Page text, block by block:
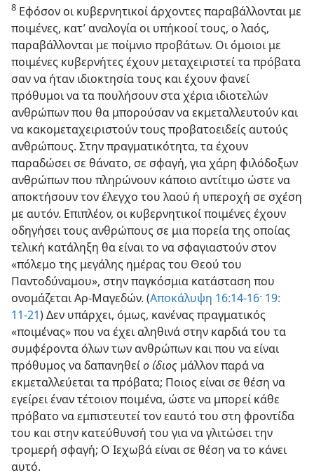
8 Εφόσον οι κυβερνητικοί άρχοντες παραβάλλονται με
ποιμένες, κατ’ αναλογία οι υπήκοοί τους, ο λαός,
παραβάλλονται με ποίμνιο προβάτων. Οι όμοιοι με
ποιμένες κυβερνήτες έχουν μεταχειριστεί τα πρόβατα
σαν να ήταν ιδιοκτησία τους και έχουν φανεί
πρόθυμοι να τα πουλήσουν στα χέρια ιδιοτελών
ανθρώπων που θα μπορούσαν να εκμεταλλευτούν και
να κακομεταχειριστούν τους προβατοειδείς αυτούς
ανθρώπους. Στην πραγματικότητα, τα έχουν
παραδώσει σε θάνατο, σε σφαγή, για χάρη φιλόδοξων
ανθρώπων που πληρώνουν κάποιο αντίτιμο ώστε να
αποκτήσουν τον έλεγχο του λαού ή υπεροχή σε σχέση
με αυτόν. Επιπλέον, οι κυβερνητικοί ποιμένες έχουν
οδηγήσει τους ανθρώπους σε μια πορεία της οποίας
τελική κατάληξη θα είναι το να σφαγιαστούν στον
«πόλεμο της μεγάλης ημέρας του Θεού του
Παντοδύναμου», στην παγκόσμια κατάσταση που
ονομάζεται Αρ⁠-⁠Μαγεδών. (Αποκάλυψη 16:​14⁠-⁠16· 19:​
11⁠-⁠21) Δεν υπάρχει, όμως, κανένας πραγματικός
«ποιμένας» που να έχει αληθινά στην καρδιά του τα
συμφέροντα όλων των ανθρώπων και που να είναι
πρόθυμος να δαπανηθείο ίδιος μάλλον παρά να
εκμεταλλεύεται τα πρόβατα; Ποιος είναι σε θέση να
εγείρει έναν τέτοιον ποιμένα, ώστε να μπορεί κάθε
πρόβατο να εμπιστευτεί τον εαυτό του στη φροντίδα
του και στην κατεύθυνσή του για να γλιτώσει την
τρομερή σφαγή; Ο Ιεχωβά είναι σε θέση να το κάνει
αυτό.